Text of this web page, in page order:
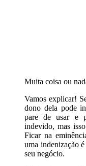
Muita coisa ou
Vamos explicar!
dono dela pode
pare de usar e
indevido, mas
Ficar na
uma indenização
seu negócio.